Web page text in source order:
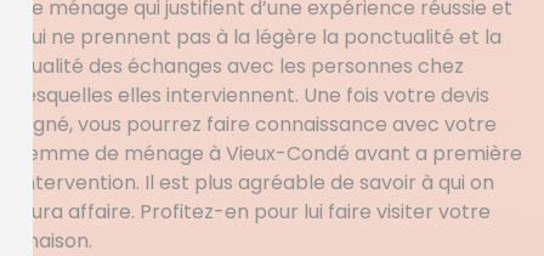
de ménage qui justifient d’une expérience réussie et
qui ne prennent pas à la légère la ponctualité et la
qualité des échanges avec les personnes chez
lesquelles elles interviennent. Une fois votre devis
signé, vous pourrez faire connaissance avec votre
femme de ménage à Vieux-Condé avant a première
intervention. Il est plus agréable de savoir à qui on
aura affaire. Profitez-en pour lui faire visiter votre
maison.